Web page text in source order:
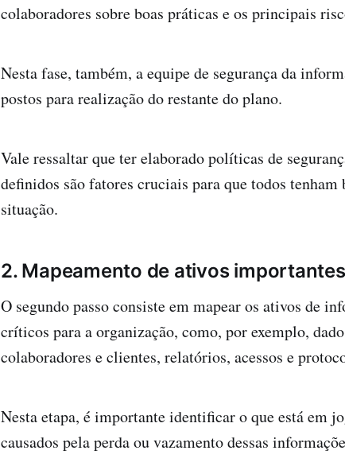
colaboradores sobre boas práticas e os principais
Nesta fase, também, a equipe de segurança da
postos para realização do restante do plano.
Vale ressaltar que ter elaborado políticas de
definidos são fatores cruciais para que todos
situação.
2. Mapeamento de ativos importantes
O segundo passo consiste em mapear os ativos de
críticos para a organização, como, por exemplo,
colaboradores e clientes, relatórios, acessos e
Nesta etapa, é importante identificar o que está em
causados pela perda ou vazamento dessas